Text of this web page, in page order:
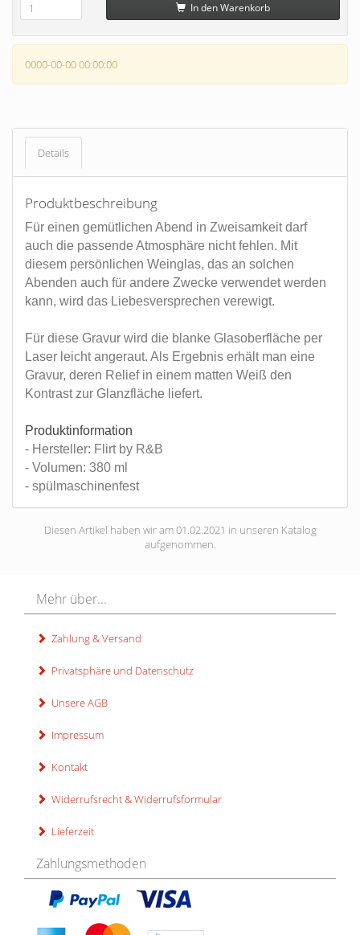
In den Warenkorb
0000-00-00 00:00:00
Details
Produktbeschreibung
Für einen gemütlichen Abend in Zweisamkeit darf
auch die passende Atmosphäre nicht fehlen. Mit
diesem persönlichen Weinglas, das an solchen
Abenden auch für andere Zwecke verwendet werden
kann, wird das Liebesversprechen verewigt.
Für diese Gravur wird die blanke Glasoberfläche per
Laser leicht angeraut. Als Ergebnis erhält man eine
Gravur, deren Relief in einem matten Weiß den
Kontrast zur Glanzfläche liefert.
Produktinformation
- Hersteller: Flirt by R&B
- Volumen: 380 ml
- spülmaschinenfest
Diesen Artikel haben wir am 01.02.2021 in unseren Katalog
aufgenommen.
Mehr über...
Zahlung & Versand
Privatsphäre und Datenschutz
Unsere AGB
Impressum
Kontakt
Widerrufsrecht & Widerrufsformular
Lieferzeit
Zahlungsmethoden